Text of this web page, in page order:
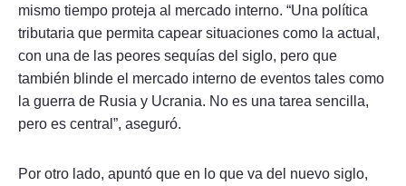
mismo tiempo proteja al mercado interno. “Una política
tributaria que permita capear situaciones como la actual,
con una de las peores sequías del siglo, pero que
también blinde el mercado interno de eventos tales como
la guerra de Rusia y Ucrania. No es una tarea sencilla,
pero es central”, aseguró.
Por otro lado, apuntó que en lo que va del nuevo siglo,